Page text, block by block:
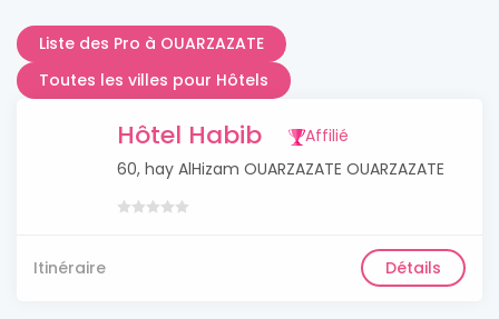
Liste des Pro à OUARZAZATE
Toutes les villes pour Hôtels
Hôtel Habib
Affilié
60, hay AlHizam OUARZAZATE OUARZAZATE
Itinéraire Détails